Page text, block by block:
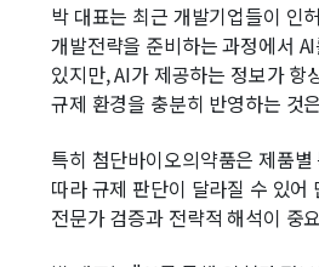
박 대표는 최근 개발기업들이 인
개발전략을 준비하는 과정에서
있지만, AI가 제공하는 정보가 항
규제 환경을 충분히 반영하는 것
특히 첨단바이오의약품은 제품
따라 규제 판단이 달라질 수 있어
전문가 검증과 전략적 해석이 중